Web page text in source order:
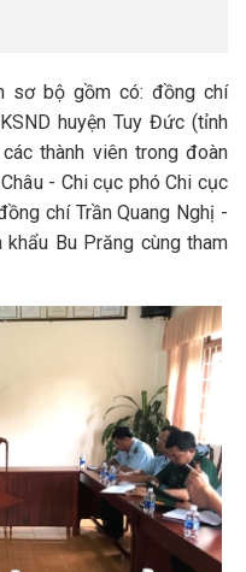
sơ bộ gồm có: đồng chí
huyện Tuy Đức (tỉnh
thành viên trong đoàn
- Chi cục phó Chi cục
chí Trần Quang Nghị -
Bu Prăng cùng tham